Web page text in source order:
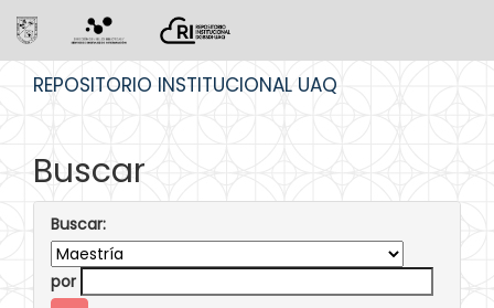
REPOSITORIO INSTITUCIONAL UAQ
Buscar
Buscar:
por